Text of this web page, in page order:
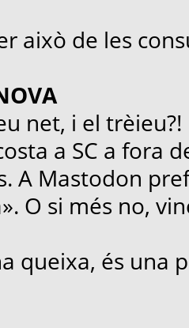
això de les
net, i el
a SC a fora
A Mastodon
O si més no,
queixa, és